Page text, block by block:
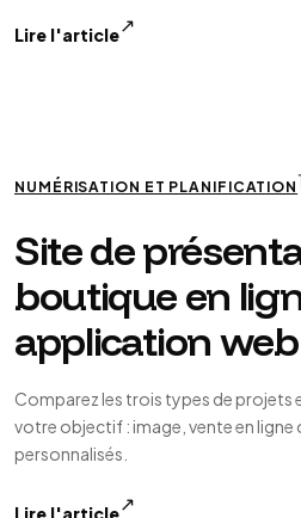
Lire l'article↗
NUMÉRISATION ET PLANIFICATION
Site de
boutique en
application web
Comparez les trois types de projets
votre objectif : image, vente en ligne
personnalisés.
Lire l'article↗